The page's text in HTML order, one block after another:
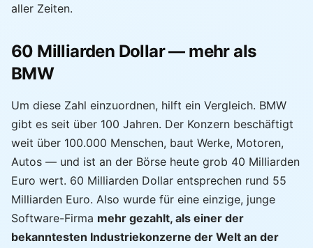
aller Zeiten.
60 Milliarden Dollar — mehr als
BMW
Um diese Zahl einzuordnen, hilft ein Vergleich. BMW
gibt es seit über 100 Jahren. Der Konzern beschäftigt
weit über 100.000 Menschen, baut Werke, Motoren,
Autos — und ist an der Börse heute grob 40 Milliarden
Euro wert. 60 Milliarden Dollar entsprechen rund 55
Milliarden Euro. Also wurde für eine einzige, junge
Software-Firma mehr gezahlt, als einer der
bekanntesten Industriekonzerne der Welt an der